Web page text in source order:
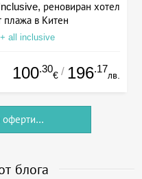
реновиран хотел
в Китен
all inclusive
100.30
€ / 196.17
лв.
оферти...
блога